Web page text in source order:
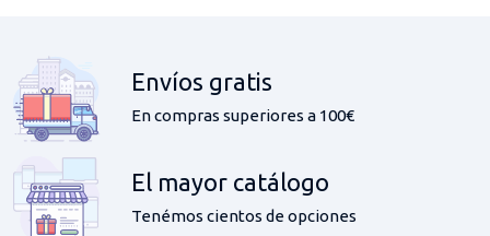
Envíos gratis
En compras superiores a 100€
El mayor catálogo
Tenémos cientos de opciones